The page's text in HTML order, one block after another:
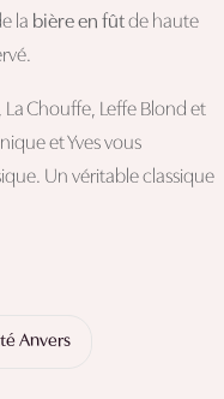
la bière en fûtde haute
Chouffe, Leffe Blond et
et Yves vous
Un véritable classique
Anvers